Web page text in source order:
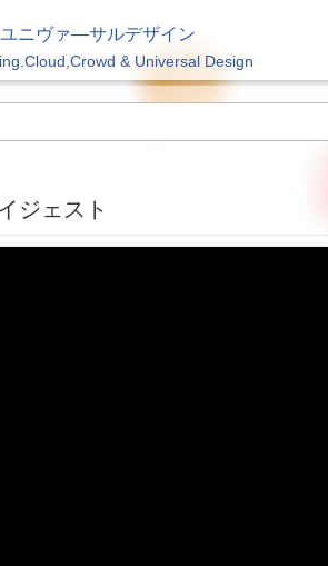
ニヴァ―サルデザイン
& Universal Design
ジェスト